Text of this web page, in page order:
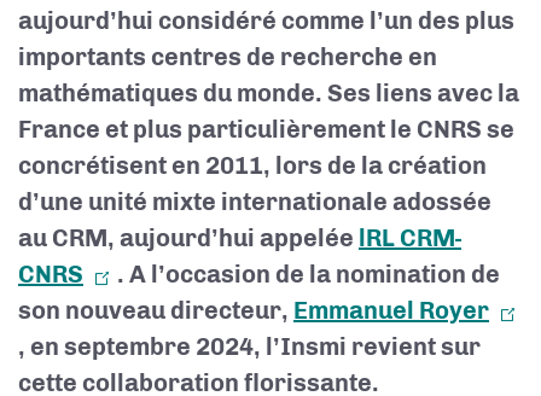
aujourd’hui considéré comme l’un des plus
importants centres de recherche en
mathématiques du monde. Ses liens avec la
France et plus particulièrement le CNRS se
concrétisent en 2011, lors de la création
d’une unité mixte internationale adossée
au CRM, aujourd’hui appelée lRL CRM-
CNRS
. A l’occasion de la nomination de
son nouveau directeur, Emmanuel Royer
, en septembre 2024, l’Insmi revient sur
cette collaboration florissante.